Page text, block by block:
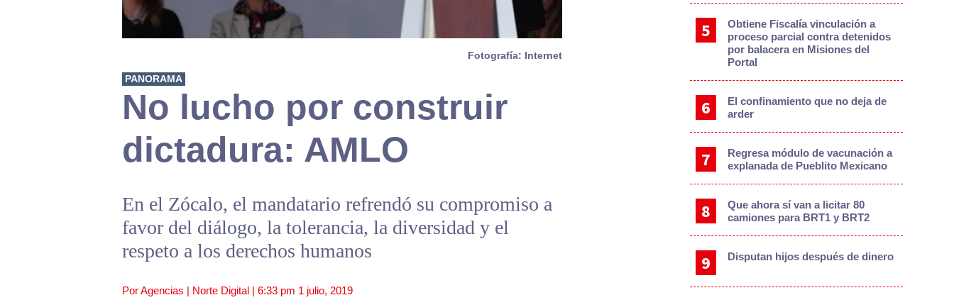
Fotografía: Internet
PANORAMA
No lucho por construir
dictadura: AMLO
En el Zócalo, el mandatario refrendó su compromiso a
favor del diálogo, la tolerancia, la diversidad y el
respeto a los derechos humanos
Por Agencias | Norte Digital | 6:33 pm 1 julio, 2019
Obtiene Fiscalía vinculación a
proceso parcial contra detenidos
por balacera en Misiones del
Portal
El confinamiento que no deja de
arder
Regresa módulo de vacunación a
explanada de Pueblito Mexicano
Que ahora sí van a licitar 80
camiones para BRT1 y BRT2
Disputan hijos después de dinero